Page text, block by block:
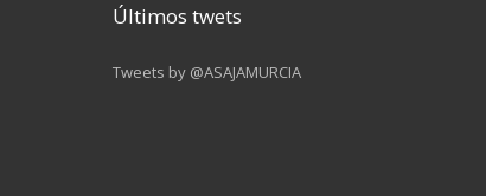
Últimos twets
Tweets by @ASAJAMURCIA